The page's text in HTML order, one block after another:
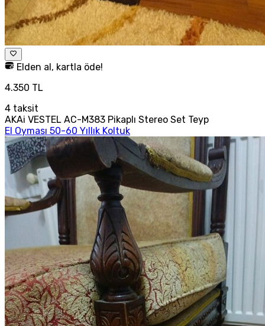
Elden al, kartla öde!
4.350 TL
4 taksit
AKAi VESTEL AC-M383 Pikaplı Stereo Set Teyp
El Oyması 50-60 Yıllık Koltuk